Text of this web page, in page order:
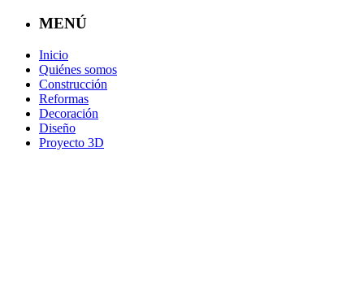
MENÚ
Inicio
Quiénes somos
Construcción
Reformas
Decoración
Diseño
Proyecto 3D